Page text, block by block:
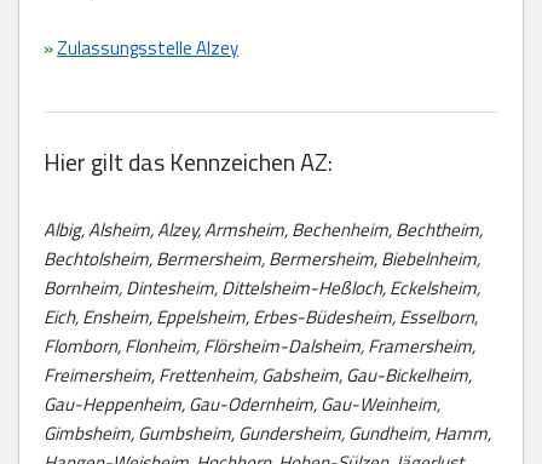
»Zulassungsstelle Alzey
Hier gilt das Kennzeichen AZ:
Albig, Alsheim, Alzey, Armsheim, Bechenheim, Bechtheim,
Bechtolsheim, Bermersheim, Bermersheim, Biebelnheim,
Bornheim, Dintesheim, Dittelsheim-Heßloch, Eckelsheim,
Eich, Ensheim, Eppelsheim, Erbes-Büdesheim, Esselborn,
Flomborn, Flonheim, Flörsheim-Dalsheim, Framersheim,
Freimersheim, Frettenheim, Gabsheim, Gau-Bickelheim,
Gau-Heppenheim, Gau-Odernheim, Gau-Weinheim,
Gimbsheim, Gumbsheim, Gundersheim, Gundheim, Hamm,